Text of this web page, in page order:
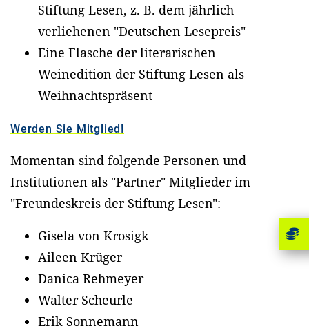
Stiftung Lesen, z. B. dem jährlich
verliehenen "Deutschen Lesepreis"
Eine Flasche der literarischen
Weinedition der Stiftung Lesen als
Weihnachtspräsent
Werden Sie Mitglied!
Momentan sind folgende Personen und
Institutionen als "Partner" Mitglieder im
"Freundeskreis der Stiftung Lesen":
Gisela von Krosigk
Aileen Krüger
Danica Rehmeyer
Walter Scheurle
Erik Sonnemann